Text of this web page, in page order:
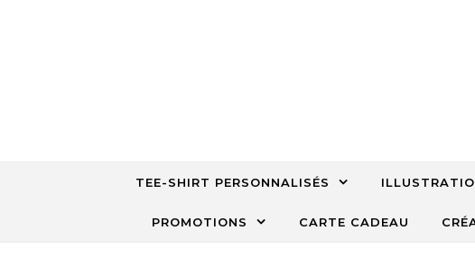
TEE-SHIRT PERSONNALISÉS
PROMOTIONS CARTE CADEAU